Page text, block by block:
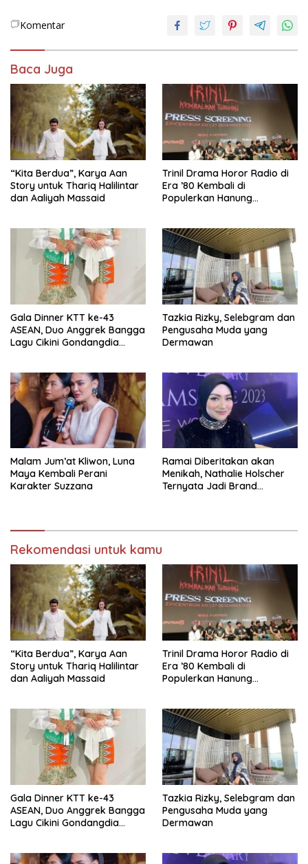
Komentar
Baca Juga
“Kita Berdua”, Karya Aan
Story untuk Thariq Halilintar
dan Aaliyah Massaid
­Trinil Drama Horor Radio di
Era ’80 Kembali di
Populerkan Hanung
Gala Dinner KTT ke-43
ASEAN, Duo Anggrek Bangga
Lagu Cikini Gondangdia
Tazkia Rizky, Selebgram dan
Pengusaha Muda yang
Dermawan
Malam Jum’at Kliwon, Luna
Maya Kembali Perani
Karakter Suzzana
Ramai Diberitakan akan
Menikah, Nathalie Holscher
Ternyata Jadi Brand
Rekomendasi untuk kamu
“Kita Berdua”, Karya Aan
Story untuk Thariq Halilintar
dan Aaliyah Massaid
­Trinil Drama Horor Radio di
Era ’80 Kembali di
Populerkan Hanung
Gala Dinner KTT ke-43
ASEAN, Duo Anggrek Bangga
Lagu Cikini Gondangdia
Tazkia Rizky, Selebgram dan
Pengusaha Muda yang
Dermawan